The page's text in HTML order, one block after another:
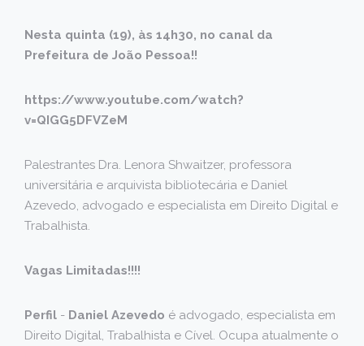
Nesta quinta (19), às 14h30, no canal da
Prefeitura de João Pessoa!!
https://www.youtube.com/watch?
v=QIGG5DFVZeM
Palestrantes Dra. Lenora Shwaitzer, professora
universitária e arquivista bibliotecária e Daniel
Azevedo, advogado e especialista em Direito Digital e
Trabalhista.
Vagas Limitadas!!!!
Perfil - Daniel Azevedo é advogado, especialista em
Direito Digital, Trabalhista e Cível. Ocupa atualmente o